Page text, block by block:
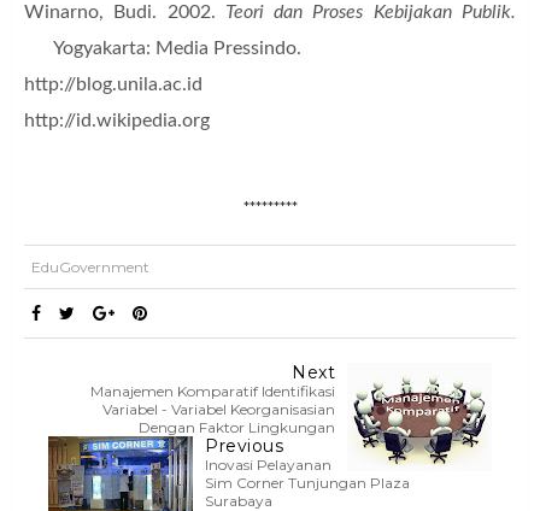
Winarno, Budi. 2002. Teori dan Proses Kebijakan Publik.
Yogyakarta: Media Pressindo.
http://blog.unila.ac.id
http://id.wikipedia.org
*********
EduGovernment
Next
Manajemen Komparatif Identifikasi
Variabel - Variabel Keorganisasian
Dengan Faktor Lingkungan
Previous
Inovasi Pelayanan
Sim Corner Tunjungan Plaza
Surabaya